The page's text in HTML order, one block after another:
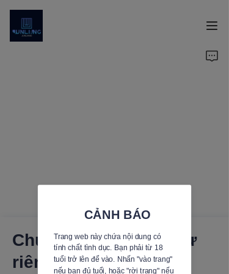
Chúng tôi coi trọng sự
riêng tư của bạn
CẢNH BÁO
Trang web này chứa nội dung có
tính chất tình dục. Bạn phải từ 18
tuổi trở lên để vào. Nhấn "vào trang"
nếu bạn đủ tuổi, hoặc "rời trang" nếu